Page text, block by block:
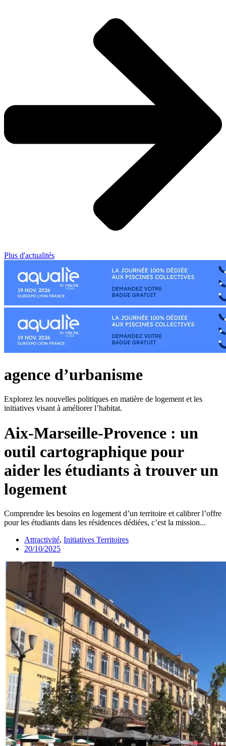
Plus d'actualités
agence d’urbanisme
Explorez les nouvelles politiques en matière de logement et les
initiatives visant à améliorer l’habitat.
Aix-Marseille-Provence : un
outil cartographique pour
aider les étudiants à trouver un
logement
Comprendre les besoins en logement d’un territoire et calibrer l’offre
pour les étudiants dans les résidences dédiées, c’est la mission...
Attractivité, Initiatives Territoires
20/10/2025